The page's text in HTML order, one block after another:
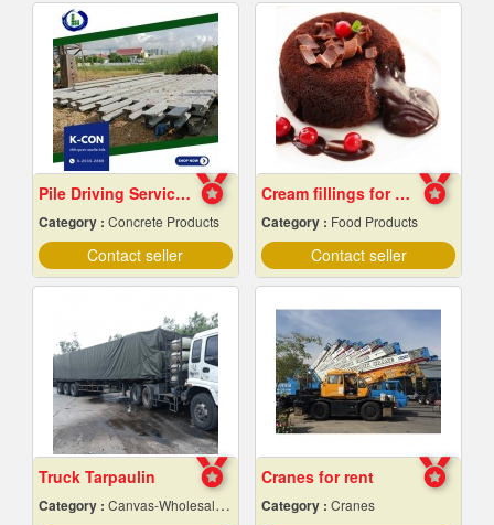
Pile Driving Services, Samut Prakan - Affordable Prices
Category : Concrete Products
Contact seller
Cream fillings for bread
Category : Food Products
Contact seller
Truck Tarpaulin
Category : Canvas-Wholesale & Manufacturers
Cranes for rent
Category : Cranes